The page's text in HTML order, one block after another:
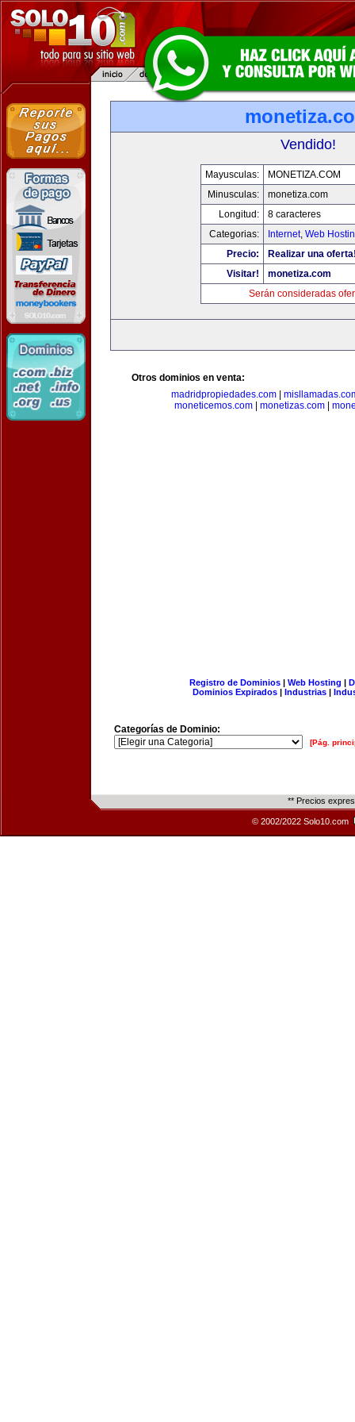
Vendido!
Mayusculas:
MONETIZA.COM
Minusculas:
monetiza.com
Longitud:
8 caracteres
Categorias:
Internet, Web
Precio:
Realizar una
Visitar!
monetiza.com
Serán consideradas
Otros dominios en venta:
madridpropiedades.com|
moneticemos.com| monetizas.com|
Registro de Dominios| Web Hosting |
Dominios Expirados | Industrias |
Categorías de Dominio:
[Pág.
** Precios
© 2002/2022 Solo10.com